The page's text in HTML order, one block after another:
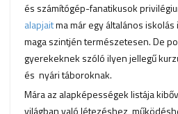
és számítógép-fanatikusok
alapjaitma már egy általános
maga szintjén természetesen. De
gyerekeknek szóló ilyen jellegű
és nyári táboroknak.
Mára az alapképességek listája